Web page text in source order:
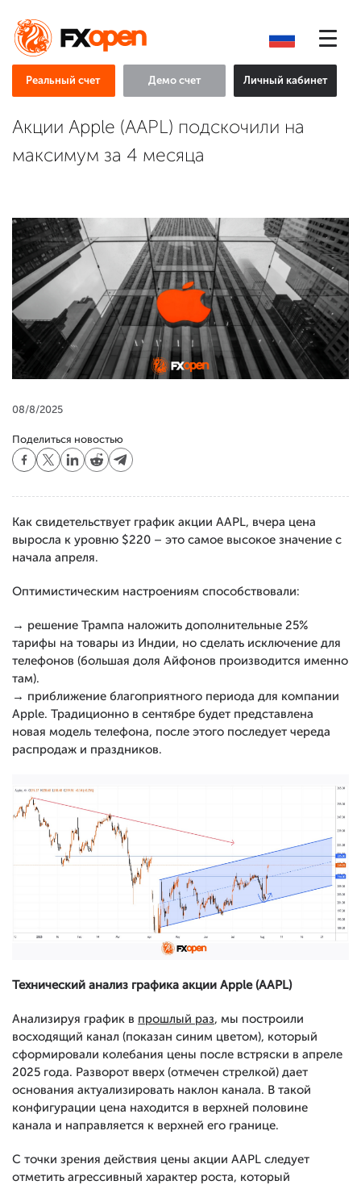
Реальный счет Демо счет Личный кабинет
Акции Apple (AAPL) подскочили на
максимум за 4 месяца
08/8/2025
Поделиться новостью
Как свидетельствует график акции AAPL, вчера цена
выросла к уровню $220 – это самое высокое значение с
начала апреля.
Оптимистическим настроениям способствовали:
→ решение Трампа наложить дополнительные 25%
тарифы на товары из Индии, но сделать исключение для
телефонов (большая доля Айфонов производится именно
там).
→ приближение благоприятного периода для компании
Apple. Традиционно в сентябре будет представлена
новая модель телефона, после этого последует череда
распродаж и праздников.
Технический анализ графика акции Apple (AAPL)
Анализируя график в прошлый раз, мы построили
восходящий канал (показан синим цветом), который
сформировали колебания цены после встряски в апреле
2025 года. Разворот вверх (отмечен стрелкой) дает
основания актуализировать наклон канала. В такой
конфигурации цена находится в верхней половине
канала и направляется к верхней его границе.
С точки зрения действия цены акции AAPL следует
отметить агрессивный характер роста, который